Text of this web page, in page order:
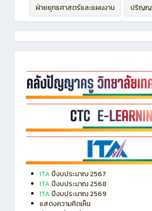
ITAปีงบประมาณ 2567
ITA ปีงบประมาณ 2568
ITA ปีงบประมาณ 2569
แสดงความคิดเห็น
ช่องทางร้องเรียน